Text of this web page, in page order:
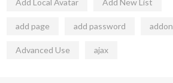
add page add password addon
Advanced Use ajax